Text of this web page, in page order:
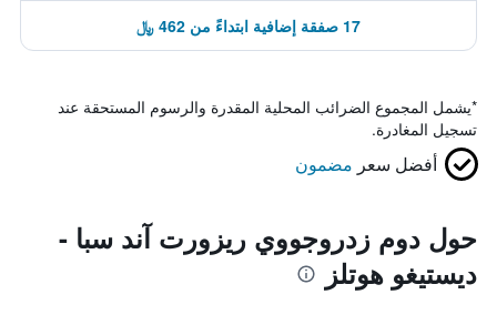
17 صفقة إضافية ابتداءً من 462 ﷼
*يشمل المجموع الضرائب المحلية المقدرة والرسوم المستحقة عند
تسجيل المغادرة.
أفضل سعر مضمون
حول دوم زدروجووي ريزورت آند سبا -
ديستيغو هوتلز